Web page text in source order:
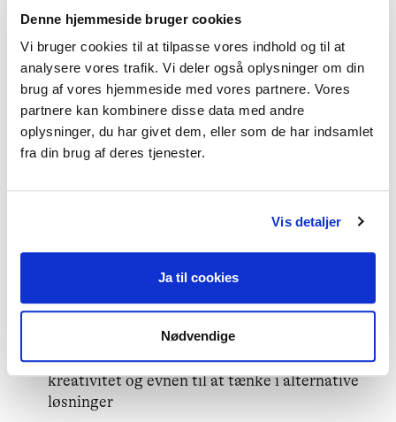
Denne hjemmeside bruger cookies
Vi bruger cookies til at tilpasse vores indhold og til at
analysere vores trafik. Vi deler også oplysninger om din
brug af vores hjemmeside med vores partnere. Vores
partnere kan kombinere disse data med andre
oplysninger, du har givet dem, eller som de har indsamlet
fra din brug af deres tjenester.
Vis detaljer
Ja til cookies
Nødvendige
Vurdering af grundlag for adoption og
deltagelse i adoptionsprocesser
Fælles for alle opgaver er et vedvarende fokus på
inddragelse af barnets perspektiv.
Vi forestiller os, at du:
Er uddannet socialrådgiver eller
Har kendskab til og erfaring med
Har en helhedsorienteret tilgang, faglig
kreativitet og evnen til at tænke i alternative
løsninger